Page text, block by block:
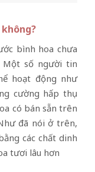
bình hoa chưa
Một số người tin
hoạt động như
cường hấp thụ
có bán sẵn trên
đã nói ở trên,
các chất dinh
tươi lâu hơn